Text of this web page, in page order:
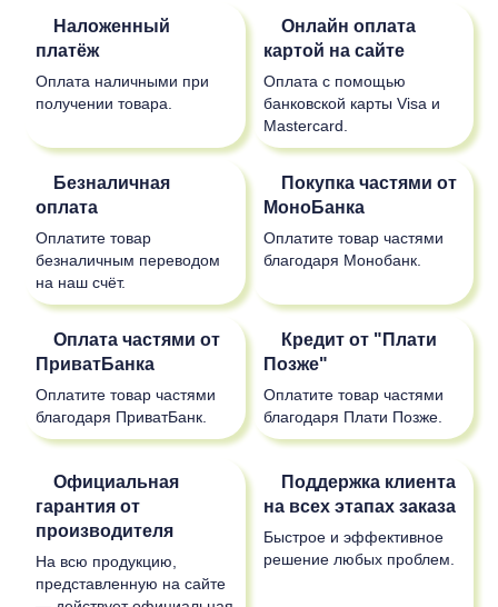
Наложенный
платёж
Оплата наличными при
получении товара.
Онлайн оплата
картой на сайте
Оплата с помощью
банковской карты Visa и
Mastercard.
Безналичная
оплата
Оплатите товар
безналичным переводом
на наш счёт.
Покупка частями от
МоноБанка
Оплатите товар частями
благодаря Монобанк.
Оплата частями от
ПриватБанка
Оплатите товар частями
благодаря ПриватБанк.
Кредит от "Плати
Позже"
Оплатите товар частями
благодаря Плати Позже.
Официальная
гарантия от
производителя
На всю продукцию,
представленную на сайте
Поддержка клиента
на всех этапах заказа
Быстрое и эффективное
решение любых проблем.